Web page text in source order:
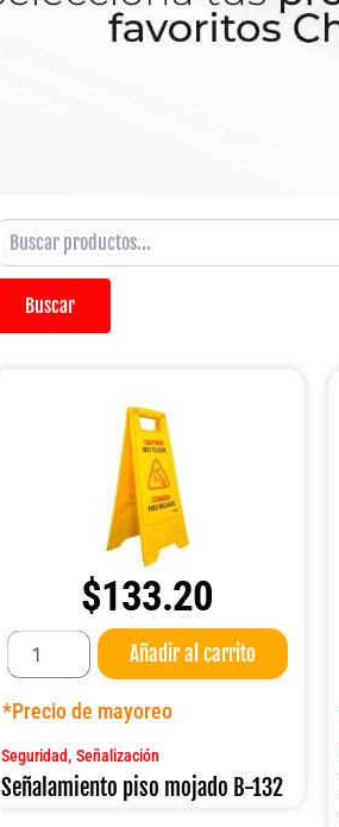
Buscar
$133.20
Señalamiento
mojado
B-
cantidad
Añadir al carrito
*Precio de mayoreo
Seguridad,Señalización
Señalamiento piso mojado B-132